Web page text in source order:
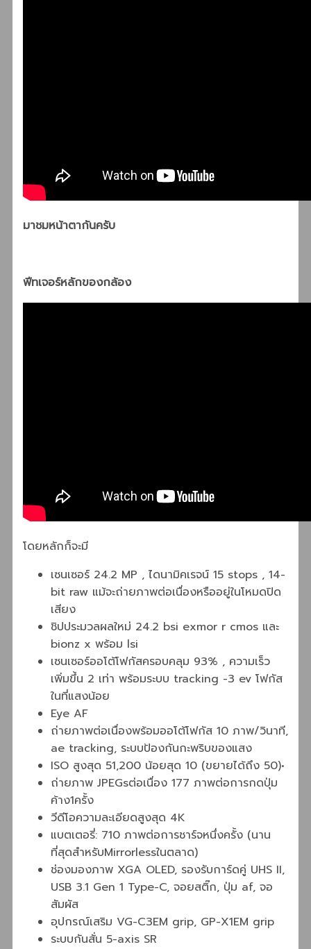
มาชมหน้าตากันครับ
ฟีทเจอร์หลักของกล้อง
โดยหลักก็จะมี
เซนเซอร์ 24.2 MP , ไดนามิคเรจน์ 15 stops , 14-
bit raw แม้จะถ่ายภาพต่อเนื่องหรืออยู่ในโหมดปิด
เสียง
ชิปประมวลผลใหม่ 24.2 bsi exmor r cmos และ
bionz x พร้อม lsi
เซนเซอร์ออโต้โฟกัสครอบคลุม 93% , ความเร็ว
เพิ่มขึ้น 2 เท่า พร้อมระบบ tracking -3 ev โฟกัส
ในที่แสงน้อย
Eye AF
ถ่ายภาพต่อเนื่องพร้อมออโต้โฟกัส 10 ภาพ/วินาที,
ae tracking, ระบบป้องกันกะพริบของแสง
ISO สูงสุด 51,200 น้อยสุด 10 (ขยายได้ถึง 50)•
ถ่ายภาพ JPEGsต่อเนื่อง 177 ภาพต่อการกดปุ่ม
ค้าง1ครั้ง
วีดีโอความละเอียดสูงสุด 4K
แบตเตอรี่: 710 ภาพต่อการชาร์จหนึ่งครั้ง (นาน
ที่สุดสำหรับMirrorlessในตลาด)
ช่องมองภาพ XGA OLED, รองรับการ์ดคู่ UHS II,
USB 3.1 Gen 1 Type-C, จอยสติ๊ก, ปุ่ม af, จอ
สัมผัส
อุปกรณ์เสริม VG-C3EM grip, GP-X1EM grip
ระบบกันสั่น 5-axis SR